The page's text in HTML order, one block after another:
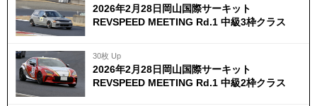
2026年2月28日岡山国際サーキット
REVSPEED MEETING Rd.1 中級3枠クラス
30枚 Up
2026年2月28日岡山国際サーキット
REVSPEED MEETING Rd.1 中級2枠クラス